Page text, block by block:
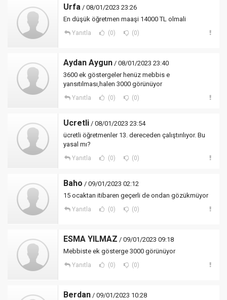
Urfa / 08/01/2023 23:26
En düşük öğretmen maaşi 14000 TL olmali
Yanıtla (0) (0)
Aydan Aygun / 08/01/2023 23:40
3600 ek göstergeler henüz mebbis e
yansıtılması,halen 3000 görünüyor
Yanıtla (0) (0)
Ucretli / 08/01/2023 23:54
ücretli öğretmenler 13. dereceden çalıştırılıyor. Bu
yasal mı?
Yanıtla (0) (0)
Baho / 09/01/2023 02:12
15 ocaktan itibaren geçerli de ondan gözükmüyor
Yanıtla (0) (0)
ESMA YILMAZ / 09/01/2023 09:18
Mebbiste ek gösterge 3000 görünüyor
Yanıtla (0) (0)
Berdan / 09/01/2023 10:28